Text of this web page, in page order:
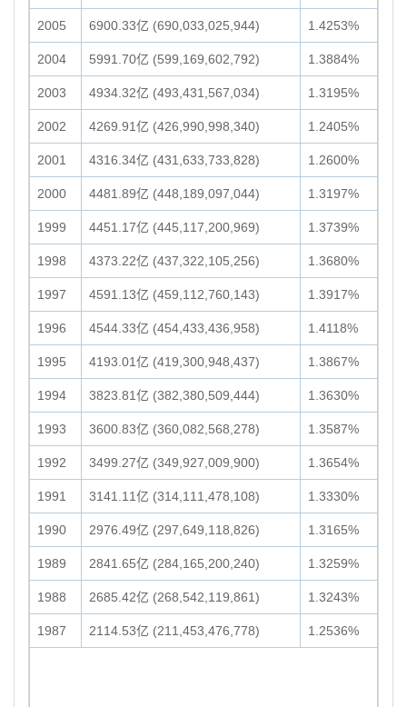
2005 6900.33亿 (690,033,025,944) 1.4253%
2004 5991.70亿 (599,169,602,792) 1.3884%
2003 4934.32亿 (493,431,567,034) 1.3195%
2002 4269.91亿 (426,990,998,340) 1.2405%
2001 4316.34亿 (431,633,733,828) 1.2600%
2000 4481.89亿 (448,189,097,044) 1.3197%
1999 4451.17亿 (445,117,200,969) 1.3739%
1998 4373.22亿 (437,322,105,256) 1.3680%
1997 4591.13亿 (459,112,760,143) 1.3917%
1996 4544.33亿 (454,433,436,958) 1.4118%
1995 4193.01亿 (419,300,948,437) 1.3867%
1994 3823.81亿 (382,380,509,444) 1.3630%
1993 3600.83亿 (360,082,568,278) 1.3587%
1992 3499.27亿 (349,927,009,900) 1.3654%
1991 3141.11亿 (314,111,478,108) 1.3330%
1990 2976.49亿 (297,649,118,826) 1.3165%
1989 2841.65亿 (284,165,200,240) 1.3259%
1988 2685.42亿 (268,542,119,861) 1.3243%
1987 2114.53亿 (211,453,476,778) 1.2536%